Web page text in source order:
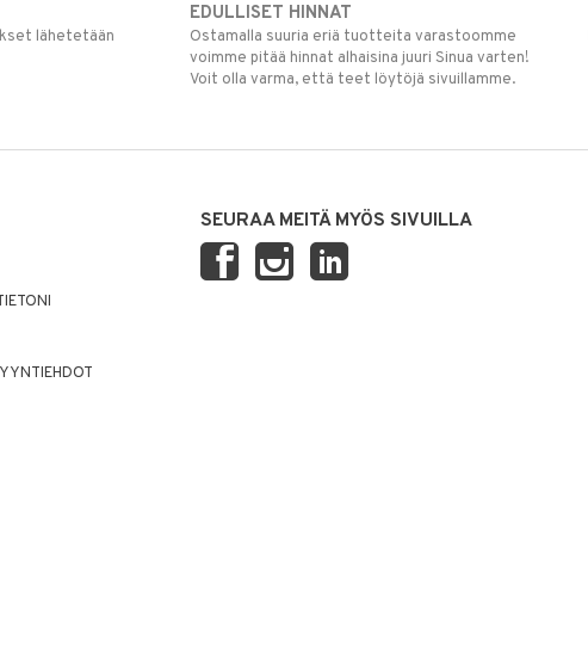
lähetetään
EDULLISET HINNAT
Ostamalla suuria eriä tuotteita varastoomme
voimme pitää hinnat alhaisina juuri Sinua varten!
Voit olla varma, että teet löytöjä sivuillamme.
SEURAA MEITÄ MYÖS SIVUILLA